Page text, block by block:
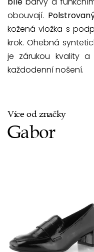
obouvají.
kožená vložka s
krok. Ohebná
je zárukou kvality
každodenní nošení.
Více od značky
Gabor